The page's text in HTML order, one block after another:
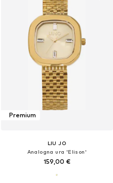
Premium
LIU JO
Analogna ura 'Elison'
159,00 €